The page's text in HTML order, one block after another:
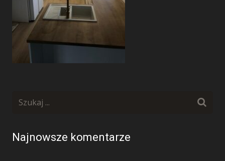
Kontakt
Najnowsze komentarze